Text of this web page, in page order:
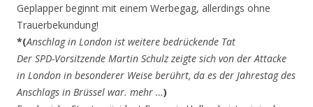
Geplapper beginnt mit einem Werbegag, allerdings ohne
Trauerbekundung!
*(Anschlag in London ist weitere bedrückende Tat
Der SPD-Vorsitzende Martin Schulz zeigte sich von der Attacke
in London in besonderer Weise berührt, da es der Jahrestag des
Anschlags in Brüssel war. mehr …)